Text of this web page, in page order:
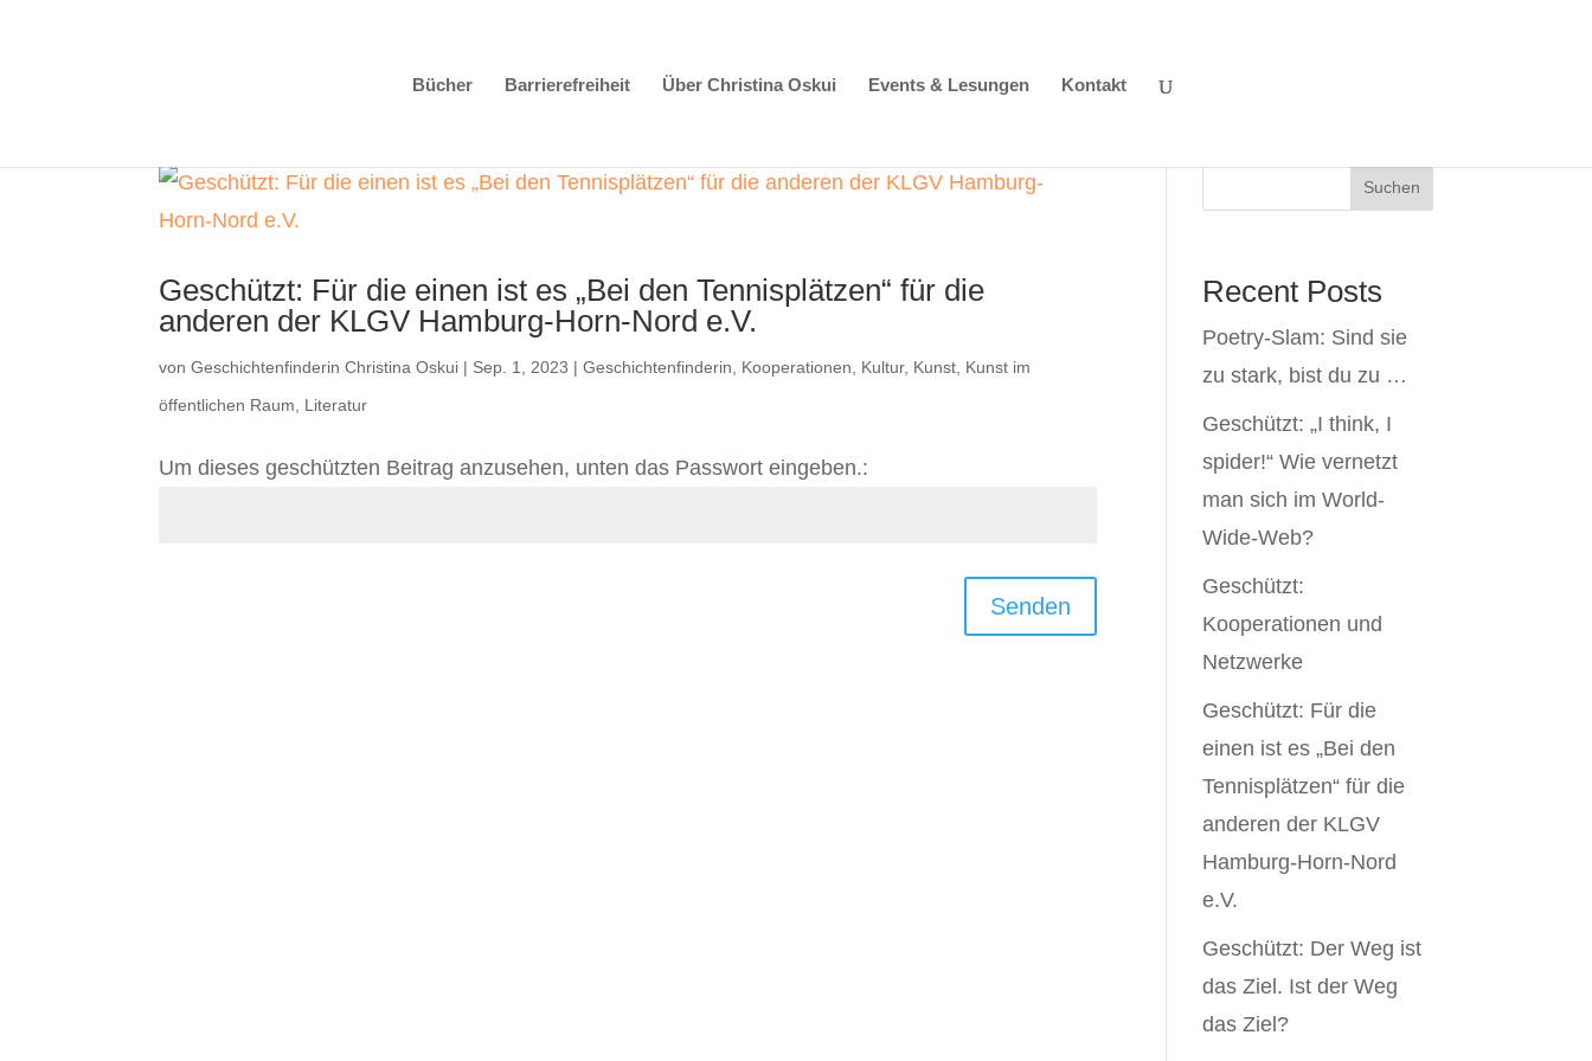
Bücher Barrierefreiheit Über Christina Oskui Events & Lesungen Kontakt
Geschützt: Für die einen ist es „Bei den Tennisplätzen“ für die
anderen der KLGV Hamburg-Horn-Nord e.V.
vonGeschichtenfinderin Christina Oskui | Sep. 1, 2023 |Geschichtenfinderin Kooperationen Kultur, Kunst Kunst im
öffentlichen Raum
Literatur
Um dieses geschützten Beitrag anzusehen, unten das Passwort eingeben.:
Senden
Suchen
Recent Posts
Poetry-Slam: Sind sie
zu stark, bist du zu …
Geschützt: „I think, I
spider!“ Wie vernetzt
man sich im World-
Wide-Web?
Geschützt:
Kooperationen und
Netzwerke
Geschützt: Für die
einen ist es „Bei den
Tennisplätzen“ für die
anderen der KLGV
Hamburg-Horn-Nord
e.V.
Geschützt: Der Weg ist
das Ziel. Ist der Weg
das Ziel?